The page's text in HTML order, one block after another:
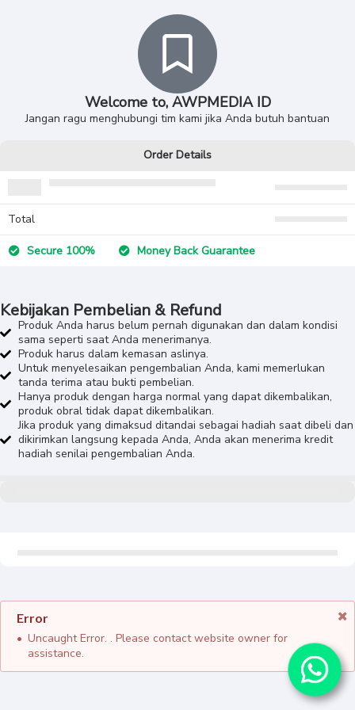
Welcome to, AWPMEDIA ID
Jangan ragu menghubungi tim kami jika Anda butuh bantuan
Order Details
Total
Secure 100% Money Back Guarantee
Kebijakan Pembelian & Refund
Produk Anda harus belum pernah digunakan dan dalam kondisi
sama seperti saat Anda menerimanya.
Produk harus dalam kemasan aslinya.
Untuk menyelesaikan pengembalian Anda, kami memerlukan
tanda terima atau bukti pembelian.
Hanya produk dengan harga normal yang dapat dikembalikan,
produk obral tidak dapat dikembalikan.
Jika produk yang dimaksud ditandai sebagai hadiah saat dibeli dan
dikirimkan langsung kepada Anda, Anda akan menerima kredit
hadiah senilai pengembalian Anda.
Error
Uncaught Error. . Please contact website owner for
assistance.